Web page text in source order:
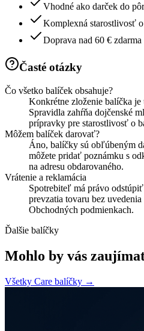
Vhodné ako darček do
Komplexná starostlivosť
Doprava nad 60 € zdarma
Časté otázky
Čo všetko balíček obsahuje?
Konkrétne zloženie balíčka
Spravidla zahŕňa dojčenské
prípravky pre starostlivosť o
Môžem balíček darovať?
Áno, balíčky sú obľúbeným
môžete pridať poznámku s
na adresu obdarovaného.
Vrátenie a reklamácia
Spotrebiteľ má právo
prevzatia tovaru bez
Obchodných podmienkach.
Ďalšie balíčky
Mohlo by vás
Všetky Care balíčky →